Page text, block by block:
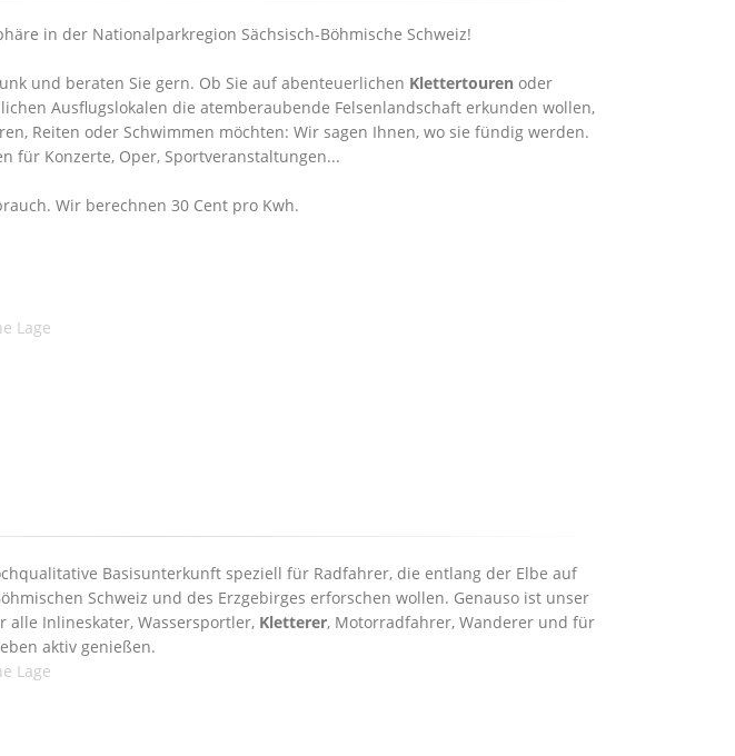
in der Nationalparkregion Sächsisch-Böhmische Schweiz!
und beraten Sie gern. Ob Sie auf abenteuerlichen Klettertouren oder
Ausflugslokalen die atemberaubende Felsenlandschaft erkunden wollen,
Reiten oder Schwimmen möchten: Wir sagen Ihnen, wo sie fündig werden.
für Konzerte, Oper, Sportveranstaltungen...
Wir berechnen 30 Cent pro Kwh.
Lage
Basisunterkunft speziell für Radfahrer, die entlang der Elbe auf
Schweiz und des Erzgebirges erforschen wollen. Genauso ist unser
alle Inlineskater, Wassersportler, Kletterer, Motorradfahrer, Wanderer und für
aktiv genießen.
Lage